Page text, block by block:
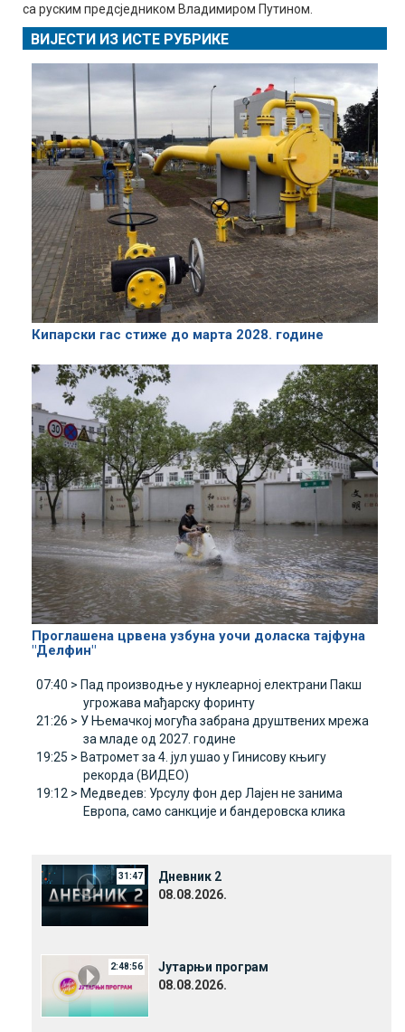
са руским предсједником Владимиром Путином.
ВИЈЕСТИ ИЗ ИСТЕ РУБРИКЕ
Кипарски гас стиже до марта 2028. године
Проглашена црвена узбуна уочи доласка тајфуна
"Делфин"
07:40 > Пад производње у нуклеарној електрани Пакш
угрожава мађарску форинту
21:26 > У Њемачкој могућа забрана друштвених мрежа
за младе од 2027. године
19:25 > Ватромет за 4. јул ушао у Гинисову књигу
рекорда (ВИДЕО)
19:12 > Медведев: Урсулу фон дер Лајен не занима
Европа, само санкције и бандеровска клика
31:47
Дневник 2
08.08.2026.
2:48:56
Јутарњи програм
08.08.2026.